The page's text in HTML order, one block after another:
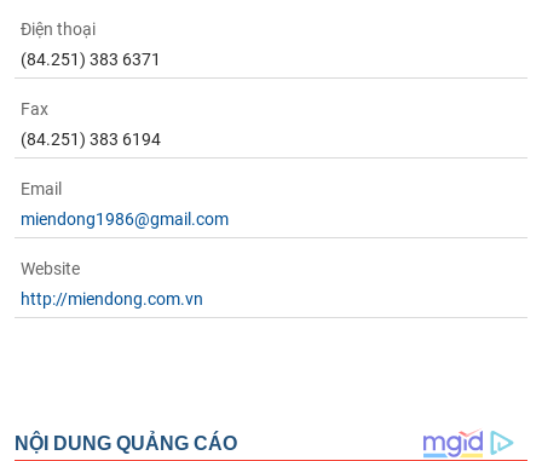
Điện thoại
(84.251) 383 6371
Fax
(84.251) 383 6194
Email
miendong1986@gmail.com
Website
http://miendong.com.vn